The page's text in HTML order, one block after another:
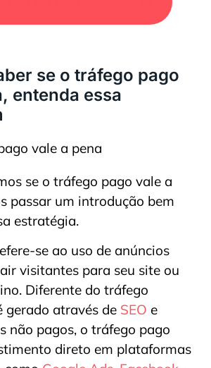
se o tráfego pago
entenda essa
se o tráfego pago vale a
passar um introdução bem
estratégia.
se ao uso de anúncios
visitantes para seu site ou
Diferente do tráfego
gerado através de SEO e
não pagos, o tráfego pago
direto em plataformas